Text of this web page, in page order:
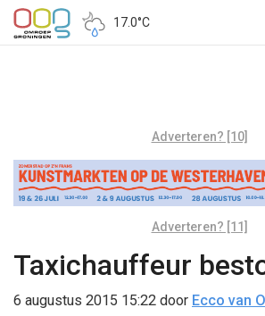
17.0°C
Adverteren? [10]
Adverteren? [11]
Taxichauffeur
6 augustus 2015 15:22 door Ecco van